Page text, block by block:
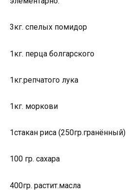
3кг. спелых помидор
1кг. перца болгарского
1кг.репчатого лука
1кг. моркови
1стакан риса (250гр.гранённый)
100 гр. сахара
400гр. растит.масла